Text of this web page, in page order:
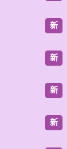
新
新
新
新